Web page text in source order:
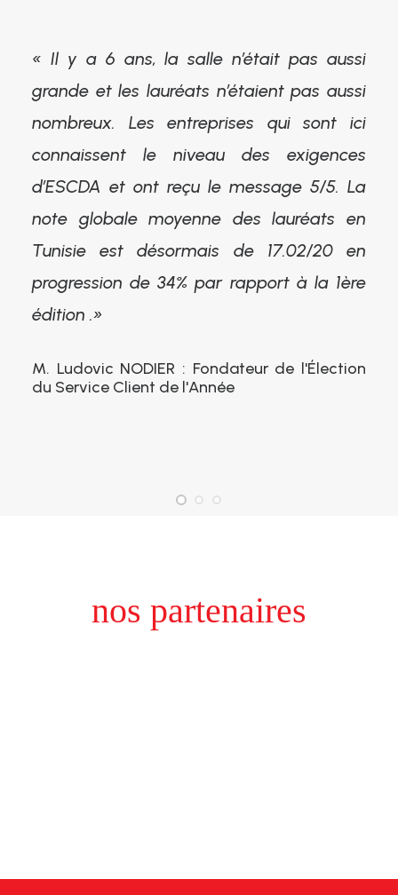
« Il y a 6 ans, la salle n’était pas aussi
grande et les lauréats n’étaient pas aussi
nombreux. Les entreprises qui sont ici
connaissent le niveau des exigences
d’ESCDA et ont reçu le message 5/5. La
note globale moyenne des lauréats en
Tunisie est désormais de 17.02/20 en
progression de 34% par rapport à la 1ère
édition .»
M. Ludovic NODIER : Fondateur de l'Élection
du Service Client de l'Année
nos partenaires